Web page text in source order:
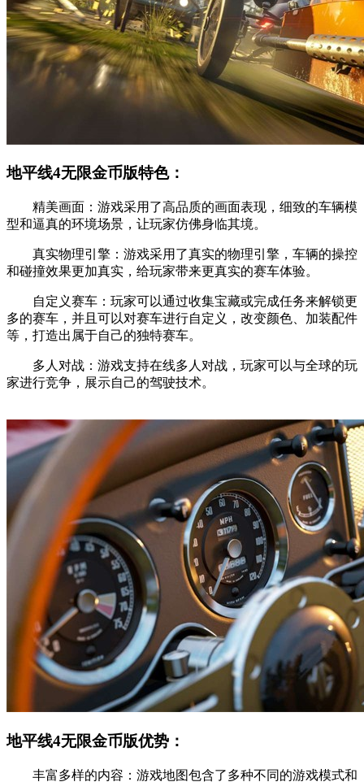
地平线4无限金币版特色：
精美画面：游戏采用了高品质的画面表现，细致的车辆模
型和逼真的环境场景，让玩家仿佛身临其境。
真实物理引擎：游戏采用了真实的物理引擎，车辆的操控
和碰撞效果更加真实，给玩家带来更真实的赛车体验。
自定义赛车：玩家可以通过收集宝藏或完成任务来解锁更
多的赛车，并且可以对赛车进行自定义，改变颜色、加装配件
等，打造出属于自己的独特赛车。
多人对战：游戏支持在线多人对战，玩家可以与全球的玩
家进行竞争，展示自己的驾驶技术。
地平线4无限金币版优势：
丰富多样的内容：游戏地图包含了多种不同的游戏模式和